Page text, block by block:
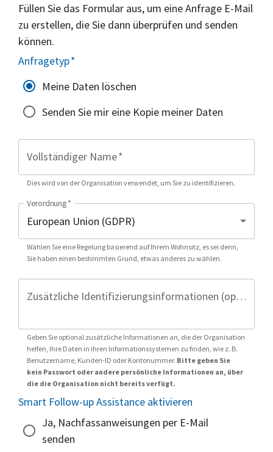
Füllen Sie das Formular aus, um eine Anfrage E-Mail
zu erstellen, die Sie dann überprüfen und senden
können.
Anfragetyp*
Meine Daten löschen
Senden Sie mir eine Kopie meiner Daten
Vollständiger Name*
Dies wird von der Organisation verwendet, um Sie zu identifizieren.
Verordnung*
Wählen Sie eine Regelung basierend auf Ihrem Wohnsitz, es sei denn,
Sie haben einen bestimmten Grund, etwas anderes zu wählen.
Zusätzliche Identifizierungsinformationen (optional)
Geben Sie optional zusätzliche Informationen an, die der Organisation
helfen, Ihre Daten in ihren Informationssystemen zu finden, wie z. B.
Benutzername, Kunden-ID oder Kontonummer. Bitte geben Sie
kein Passwort oder andere persönliche Informationen an, über
die die Organisation nicht bereits verfügt.
Smart Follow-up Assistance aktivieren
Ja, Nachfassanweisungen per E-Mail
senden